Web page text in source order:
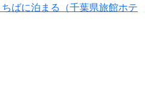
ばに泊まる（千葉県旅館ホテ